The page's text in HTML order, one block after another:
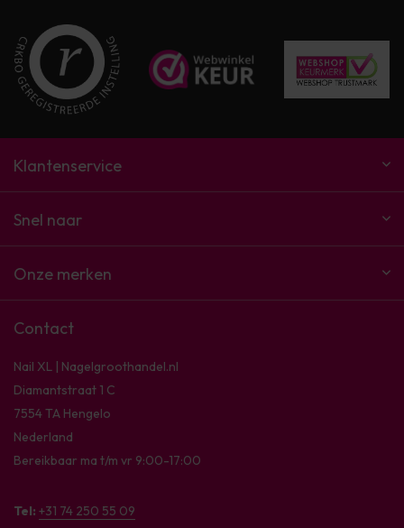
Klantenservice
Snel naar
Onze merken
Contact
Nail XL | Nagelgroothandel.nl
Diamantstraat 1 C
7554 TA Hengelo
Nederland
Bereikbaar ma t/m vr 9:00-17:00
Tel: +31 74 250 55 09